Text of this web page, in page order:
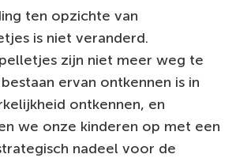
ten opzichte van
is niet veranderd.
zijn niet meer weg te
ervan ontkennen is in
ontkennen, en
we onze kinderen op met een
nadeel voor de